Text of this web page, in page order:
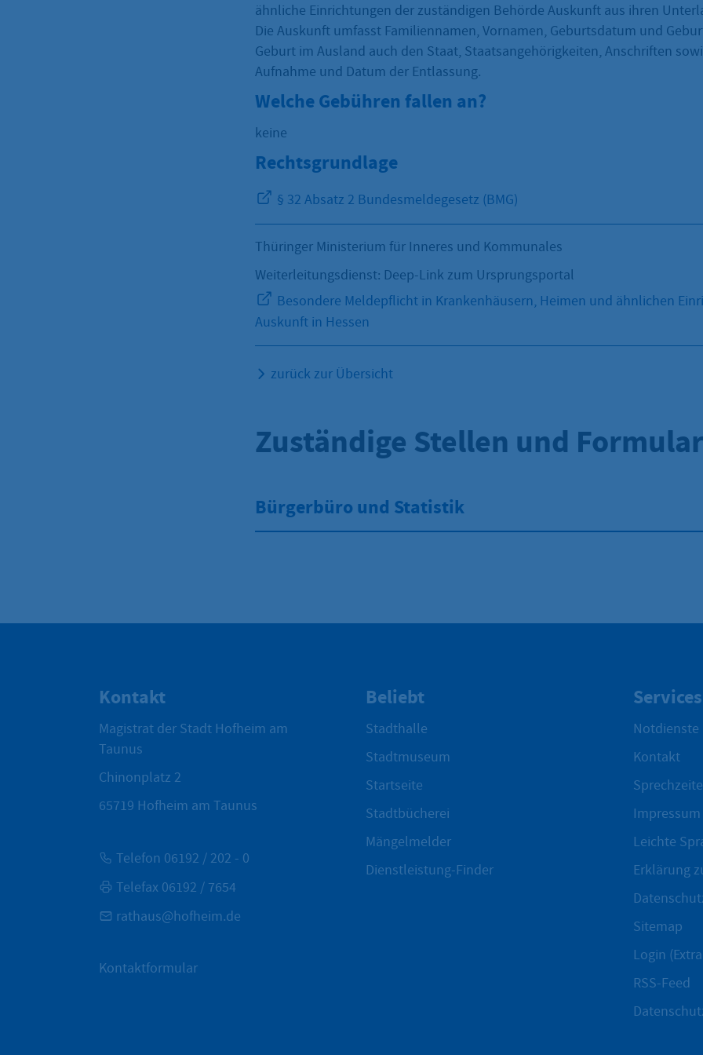
ähnliche Einrichtungen der zuständigen Behörde Auskunft aus ihren
Die Auskunft umfasst Familiennamen, Vornamen, Geburtsdatum und
Geburt im Ausland auch den Staat, Staatsangehörigkeiten, Anschriften
Aufnahme und Datum der Entlassung.
Welche Gebühren fallen an?
keine
Rechtsgrundlage
§ 32 Absatz 2 Bundesmeldegesetz (BMG)
Thüringer Ministerium für Inneres und Kommunales
Weiterleitungsdienst: Deep-Link zum Ursprungsportal
Besondere Meldepflicht in Krankenhäusern, Heimen und ähnlichen
Auskunft in Hessen
zurück zur Übersicht
Zuständige Stellen und
Bürgerbüro und Statistik
Kontakt
Magistrat der Stadt Hofheim am
Taunus
Chinonplatz 2
65719 Hofheim am Taunus
Telefon 06192 / 202 - 0
Telefax 06192 / 7654
rathaus@hofheim.de
Kontaktformular
Beliebt
Stadthalle
Stadtmuseum
Startseite
Stadtbücherei
Mängelmelder
Dienstleistung-Finder
Services
Notdienste
Kontakt
Impressum
Leichte
Erklärung
Sitemap
Login
RSS-Feed